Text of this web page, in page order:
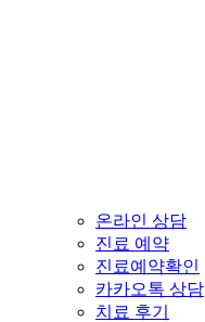
온라인 상담
진료 예약
진료예약확인
카카오톡 상담
치료 후기